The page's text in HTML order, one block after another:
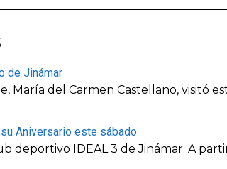
de Jinámar
María del Carmen Castellano, visitó
Aniversario este sábado
deportivo IDEAL 3 de Jinámar. A